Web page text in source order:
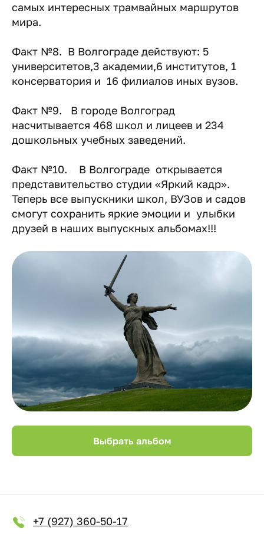
самых интересных трамвайных маршрутов
мира.
Факт №8. В Волгограде действуют: 5
университетов,3 академии,6 институтов, 1
консерватория и 16 филиалов иных вузов.
Факт №9. В городе Волгоград
насчитывается 468 школ и лицеев и 234
дошкольных учебных заведений.
Факт №10. В Волгограде открывается
представительство студии «Яркий кадр».
Теперь все выпускники школ, ВУЗов и садов
смогут сохранить яркие эмоции и улыбки
друзей в наших выпускных альбомах!!!
Выбрать альбом
+7 (927) 360-50-17